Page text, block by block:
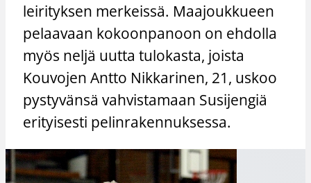
leirityksen merkeissä. Maajoukkueen
pelaavaan kokoonpanoon on ehdolla
myös neljä uutta tulokasta, joista
Kouvojen Antto Nikkarinen, 21, uskoo
pystyvänsä vahvistamaan Susijengiä
erityisesti pelinrakennuksessa.